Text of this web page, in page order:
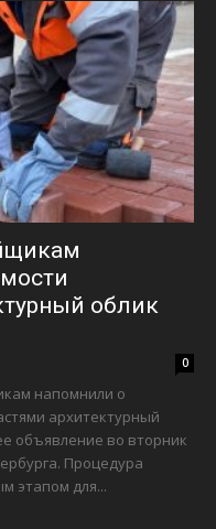
облик
0
напомнили о
архитектурный
объявление во вторник
Процедура
этапом для...